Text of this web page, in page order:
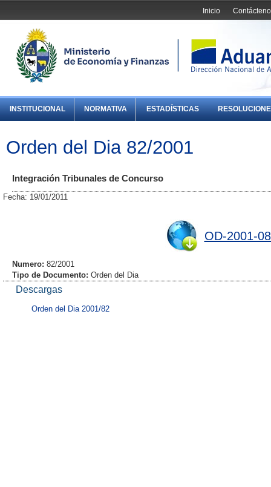
Inicio
INSTITUCIONAL NORMATIVA ESTADÍSTICAS
Orden del Dia 82/2001
Integración Tribunales de Concurso
Fecha: 19/01/2011
OD-2001-
Numero: 82/2001
Tipo de Documento: Orden del Dia
Descargas
Orden del Dia 2001/82